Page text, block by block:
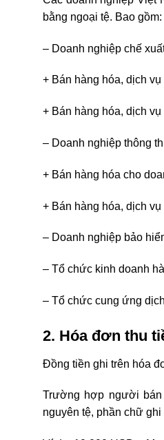
bằng ngoại tệ. Bao gồm:
– Doanh nghiệp chế
+ Bán hàng hóa, dịch
+ Bán hàng hóa, dịch
– Doanh nghiệp thông
+ Bán hàng hóa cho
+ Bán hàng hóa, dịch
– Doanh nghiệp bảo
– Tổ chức kinh doanh
– Tổ chức cung ứng
2. Hóa đơn thu
Đồng tiền ghi trên hóa
Trường hợp người bán
nguyên tệ, phần chữ